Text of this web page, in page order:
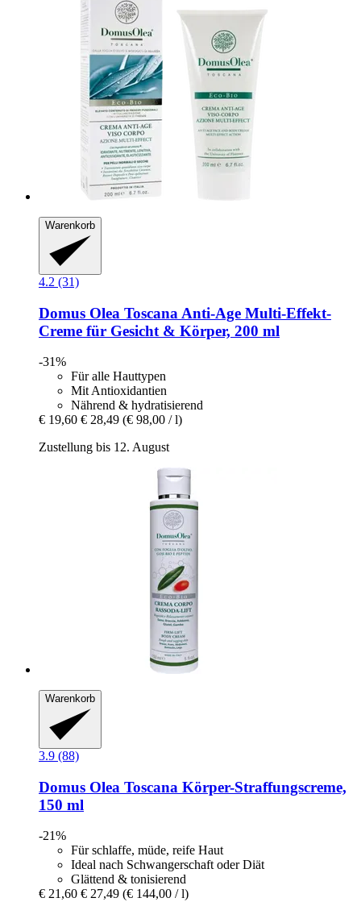
Warenkorb
4.2 (31)
Domus Olea Toscana Anti-​Age Multi-​Effekt-​
Creme für Gesicht & Körper, 200 ml
-31%
Für alle Hauttypen
Mit Antioxidantien
Nährend & hydratisierend
€ 19,60 € 28,49 (€ 98,00 / l)
Zustellung bis 12. August
Warenkorb
3.9 (88)
Domus Olea Toscana Körper-​Straffungscreme,
150 ml
-21%
Für schlaffe, müde, reife Haut
Ideal nach Schwangerschaft oder Diät
Glättend & tonisierend
€ 21,60 € 27,49 (€ 144,00 / l)